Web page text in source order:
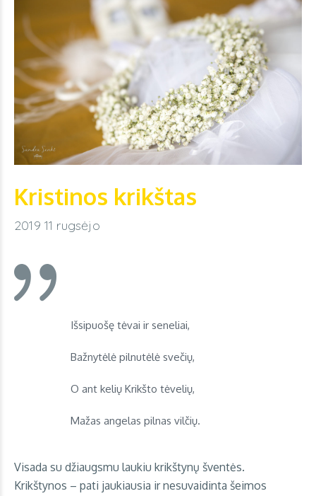
Kristinos krikštas
2019 11 rugsėjo
Išsipuošę tėvai ir seneliai,
Bažnytėlė pilnutėlė svečių,
O ant kelių Krikšto tėvelių,
Mažas angelas pilnas vilčių.
Visada su džiaugsmu laukiu krikštynų šventės.
Krikštynos – pati jaukiausia ir nesuvaidinta šeimos